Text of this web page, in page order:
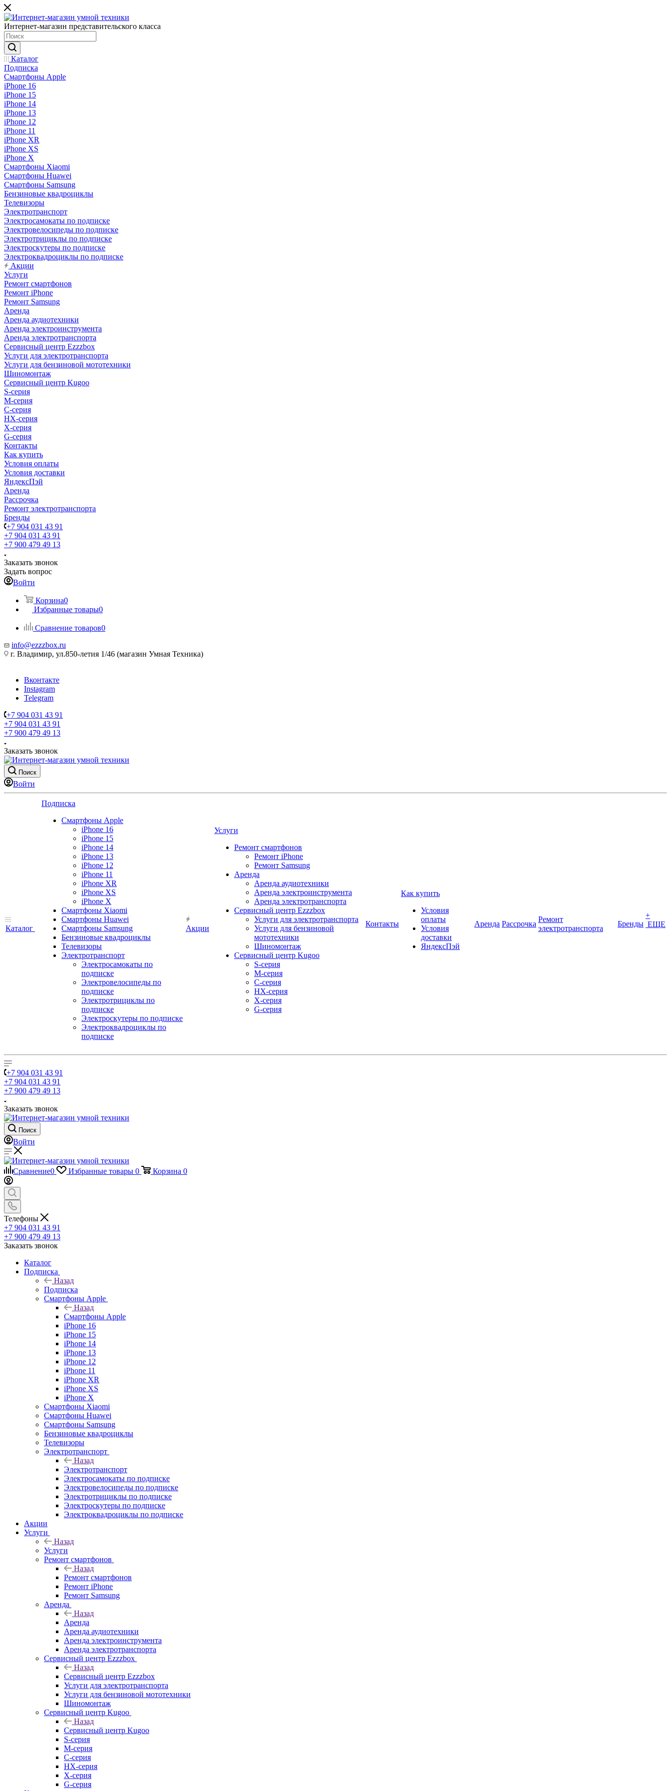
Интернет-магазин представительского класса
Каталог
Подписка
Смартфоны Apple
iPhone 16
iPhone 15
iPhone 14
iPhone 13
iPhone 12
iPhone 11
iPhone XR
iPhone XS
iPhone X
Смартфоны Xiaomi
Смартфоны Huawei
Смартфоны Samsung
Бензиновые квадроциклы
Телевизоры
Электротранспорт
Электросамокаты по подписке
Электровелосипеды по подписке
Электротрициклы по подписке
Электроскутеры по подписке
Электроквадроциклы по подписке
Акции
Услуги
Ремонт смартфонов
Ремонт iPhone
Ремонт Samsung
Аренда
Аренда аудиотехники
Аренда электроинструмента
Аренда электротранспорта
Сервисный центр Ezzzbox
Услуги для электротранспорта
Услуги для бензиновой мототехники
Шиномонтаж
Сервисный центр Kugoo
S-cерия
M-серия
С-серия
HX-серия
X-серия
G-серия
Контакты
Как купить
Условия оплаты
Условия доставки
ЯндексПэй
Аренда
Рассрочка
Ремонт электротранспорта
Бренды
+7 904 031 43 91
+7 904 031 43 91
+7 900 479 49 13
Заказать звонок
Задать вопрос
Войти
Корзина0
Избранные товары0
Сравнение товаров0
info@ezzzbox.ru
г. Владимир, ул.850-летия 1/46 (магазин Умная Техника)
Вконтакте
Instagram
Telegram
+7 904 031 43 91
+7 904 031 43 91
+7 900 479 49 13
Заказать звонок
Поиск
Войти
Каталог
Подписка
Смартфоны Apple
iPhone 16
iPhone 15
iPhone 14
iPhone 13
iPhone 12
iPhone 11
iPhone XR
iPhone XS
iPhone X
Смартфоны Xiaomi
Смартфоны Huawei
Смартфоны Samsung
Бензиновые квадроциклы
Телевизоры
Электротранспорт
Электросамокаты по
подписке
Электровелосипеды по
подписке
Электротрициклы по
подписке
Электроскутеры по подписке
Электроквадроциклы по
подписке
Акции
Услуги
Ремонт смартфонов
Ремонт iPhone
Ремонт Samsung
Аренда
Аренда аудиотехники
Аренда электроинструмента
Аренда электротранспорта
Сервисный центр Ezzzbox
Услуги для электротранспорта
Услуги для бензиновой
мототехники
Шиномонтаж
Сервисный центр Kugoo
S-cерия
M-серия
С-серия
HX-серия
X-серия
G-серия
Контакты
Как купить
Условия
оплаты
Условия
доставки
ЯндексПэй
Аренда Рассрочка
Ремонт
электротранспорта
Бренды
+
ЕЩЕ
+7 904 031 43 91
+7 904 031 43 91
+7 900 479 49 13
Заказать звонок
Поиск
Войти
Сравнение0 Избранные товары 0 Корзина 0
Телефоны
+7 904 031 43 91
+7 900 479 49 13
Заказать звонок
Каталог
Подписка
Назад
Подписка
Смартфоны Apple
Назад
Смартфоны Apple
iPhone 16
iPhone 15
iPhone 14
iPhone 13
iPhone 12
iPhone 11
iPhone XR
iPhone XS
iPhone X
Смартфоны Xiaomi
Смартфоны Huawei
Смартфоны Samsung
Бензиновые квадроциклы
Телевизоры
Электротранспорт
Назад
Электротранспорт
Электросамокаты по подписке
Электровелосипеды по подписке
Электротрициклы по подписке
Электроскутеры по подписке
Электроквадроциклы по подписке
Акции
Услуги
Назад
Услуги
Ремонт смартфонов
Назад
Ремонт смартфонов
Ремонт iPhone
Ремонт Samsung
Аренда
Назад
Аренда
Аренда аудиотехники
Аренда электроинструмента
Аренда электротранспорта
Сервисный центр Ezzzbox
Назад
Сервисный центр Ezzzbox
Услуги для электротранспорта
Услуги для бензиновой мототехники
Шиномонтаж
Сервисный центр Kugoo
Назад
Сервисный центр Kugoo
S-cерия
M-серия
С-серия
HX-серия
X-серия
G-серия